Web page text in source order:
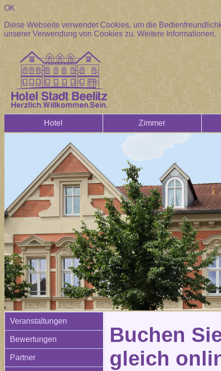
OK
Diese Webseite verwendet Cookies, um die
unserer Verwendung von Cookies zu.Weitere Informationen.
Hotel Zimmer
Veranstaltungen
Bewertungen
Partner
Buchen
gleich